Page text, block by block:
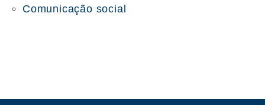
Comunicação social